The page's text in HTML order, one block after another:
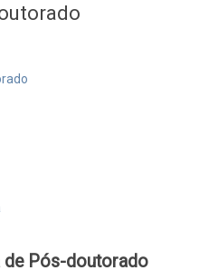
de Pós-doutorado